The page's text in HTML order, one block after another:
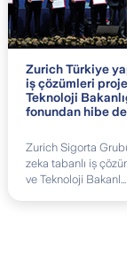
Zurich Türkiye
iş çözümleri
Teknoloji
fonundan hibe
Zurich Sigorta Grubu
zeka tabanlı iş
ve Teknoloji Bakanl...